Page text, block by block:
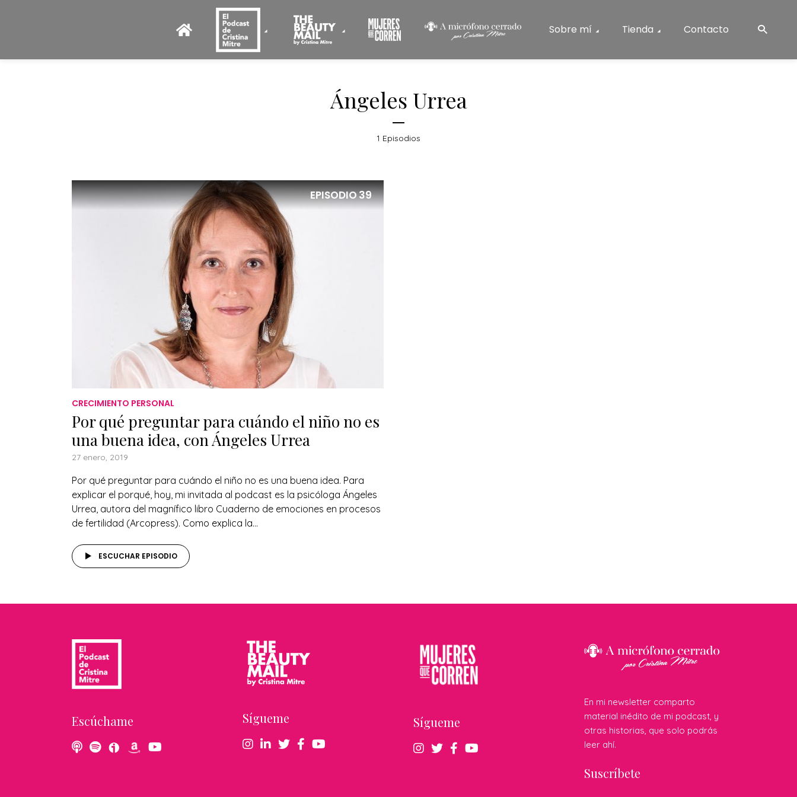
Sobre mí Tienda Contacto
Ángeles Urrea
1 Episodios
EPISODIO39
CRECIMIENTO PERSONAL
Por qué preguntar para cuándo el niño no es
una buena idea, con Ángeles Urrea
27 enero, 2019
Por qué preguntar para cuándo el niño no es una buena idea. Para
explicar el porqué, hoy, mi invitada al podcast es la psicóloga Ángeles
Urrea, autora del magnífico libro Cuaderno de emociones en procesos
de fertilidad (Arcopress). Como explica la...
ESCUCHAR EPISODIO
Escúchame Sígueme Sígueme
En mi newsletter comparto
material inédito de mi podcast, y
otras historias, que solo podrás
leer ahí.
Suscríbete